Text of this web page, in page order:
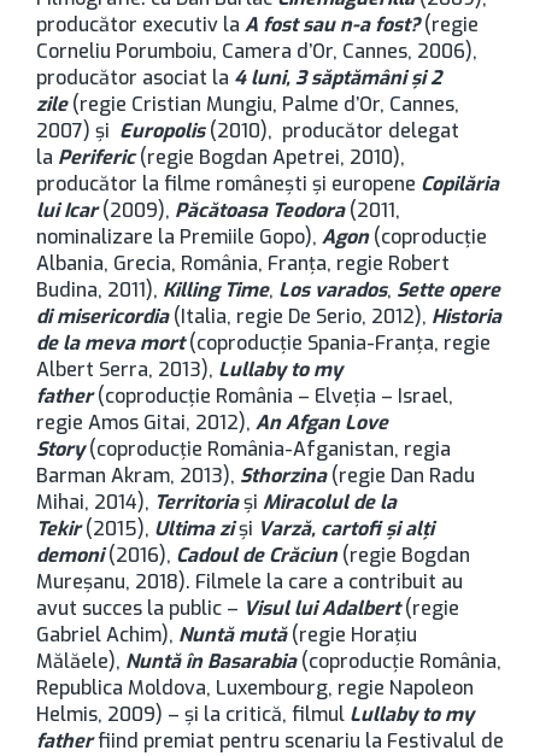
producător executiv la A fost sau n-a fost?(regie
Corneliu Porumboiu, Camera d’Or, Cannes, 2006),
producător asociat la 4 luni, 3 săptămâni și 2
zile(regie Cristian Mungiu, Palme d’Or, Cannes,
2007) și Europolis(2010), producător delegat
la Periferic(regie Bogdan Apetrei, 2010),
producător la filme românești și europene Copilăria
lui Icar(2009), Păcătoasa Teodora(2011,
nominalizare la Premiile Gopo), Agon(coproducție
Albania, Grecia, România, Franța, regie Robert
Budina, 2011), Killing Time, Los varados, Sette opere
di misericordia(Italia, regie De Serio, 2012), Historia
de la meva mort(coproducție Spania-Franța, regie
Albert Serra, 2013), Lullaby to my
father(coproducție România – Elveția – Israel,
regie Amos Gitai, 2012), An Afgan Love
Story(coproducție România-Afganistan, regia
Barman Akram, 2013), Sthorzina(regie Dan Radu
Mihai, 2014), Territoriași Miracolul de la
Tekir(2015), Ultima ziși Varză, cartofi și alți
demoni(2016), Cadoul de Crăciun(regie Bogdan
Mureșanu, 2018). Filmele la care a contribuit au
avut succes la public – Visul lui Adalbert(regie
Gabriel Achim), Nuntă mută(regie Horațiu
Mălăele), Nuntă în Basarabia(coproducție România,
Republica Moldova, Luxembourg, regie Napoleon
Helmis, 2009) – și la critică, filmul Lullaby to my
fatherfiind premiat pentru scenariu la Festivalul de